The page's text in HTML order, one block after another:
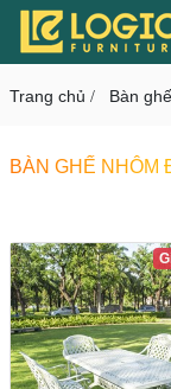
Toggle
CMS v3.0
Trang chủ / Bàn
BÀN GHẾ NHÔM